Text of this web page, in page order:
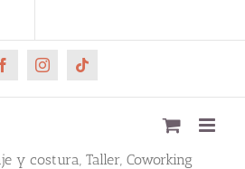
FacebookInstagramTiktok
y costura, Taller, Coworking